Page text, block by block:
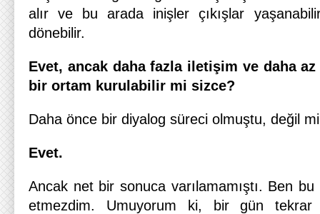
alır ve bu arada inişler çıkışlar
dönebilir.
Evet, ancak daha fazla iletişim ve daha az
bir ortam kurulabilir mi sizce?
Daha önce bir diyalog süreci olmuştu, değil
Evet.
Ancak net bir sonuca varılamamıştı. Ben
etmezdim. Umuyorum ki, bir gün tekrar